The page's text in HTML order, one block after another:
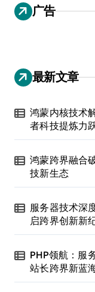
广告
最新文章
鸿蒙内核技术
者科技提炼力
鸿蒙跨界融合
技新生态
服务器技术深
启跨界创新新
PHP领航：服
站长跨界新蓝